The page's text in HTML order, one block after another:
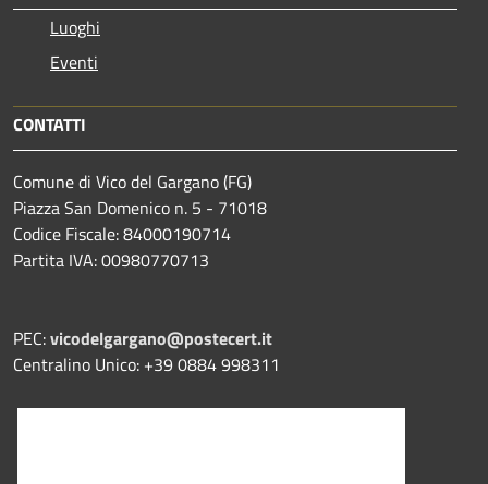
Luoghi
Eventi
CONTATTI
Comune di Vico del Gargano (FG)
Piazza San Domenico n. 5 - 71018
Codice Fiscale: 84000190714
Partita IVA: 00980770713
PEC:vicodelgargano@postecert.it
Centralino Unico: +39 0884 998311